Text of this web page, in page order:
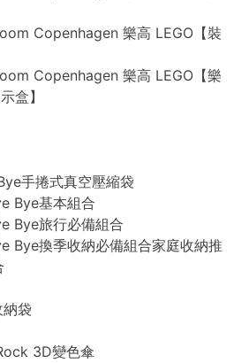
Copenhagen 樂高 LEGO【裝
Copenhagen 樂高 LEGO【樂
盒】
手捲式真空壓縮袋
Bye基本組合
Bye旅行必備組合
Bye換季收納必備組合家庭收納推
袋
3D變色傘